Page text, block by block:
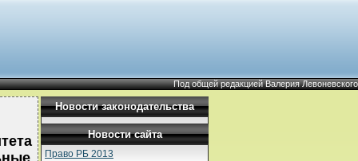
Под общей редакцией Валерия Левоневского
Новости законодательства
Новости сайта
Право РБ 2013